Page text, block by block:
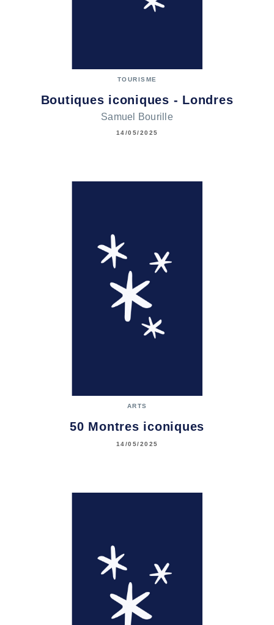
TOURISME
Boutiques iconiques - Londres
Samuel Bourille
14/05/2025
ARTS
50 Montres iconiques
14/05/2025